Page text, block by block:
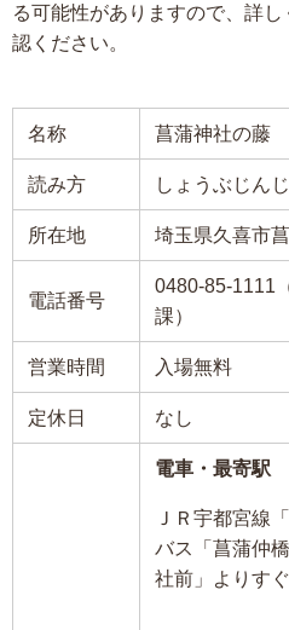
る可能性がありますので、詳
認ください。
名称 菖蒲神社の藤
読み方 しょうぶじん
所在地 埼玉県久喜市
電話番号
0480-85-1111
課）
営業時間 入場無料
定休日 なし
電車・最寄駅
ＪＲ宇都宮線
バス「菖蒲仲
社前」よりすぐ